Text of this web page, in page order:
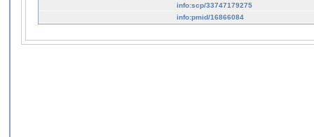
info:scp/33747179275
info:pmid/16866084